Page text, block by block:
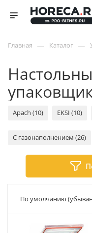
Главная — Каталог —
Apach (10) EKSI (10)
С газонаполнением (26)
По умолчанию